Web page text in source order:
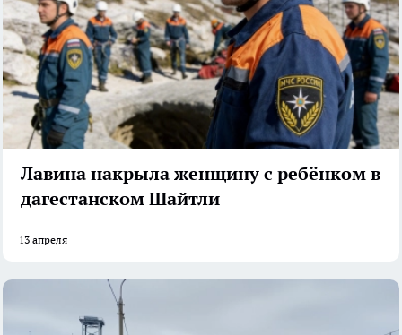
Лавина накрыла женщину с ребёнком в
дагестанском Шайтли
13 апреля